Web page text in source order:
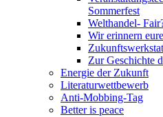
Sommerfest
Welthandel-
Wir erinnern
Zur Geschichte
Energie der Zukunft
Literaturwettbewerb
Anti-Mobbing-Tag
Better is peace